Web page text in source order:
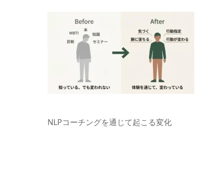
NLPコーチングを通じて起こる変化